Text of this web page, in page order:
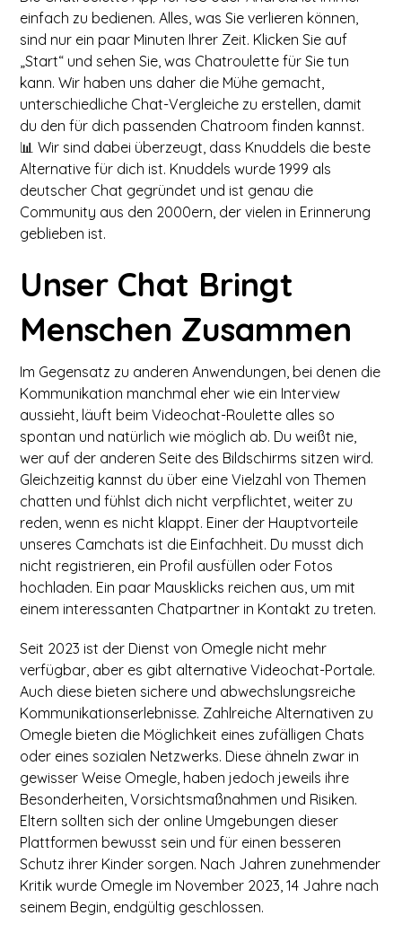
einfach zu bedienen. Alles, was Sie verlieren können,
sind nur ein paar Minuten Ihrer Zeit. Klicken Sie auf
„Start“ und sehen Sie, was Chatroulette für Sie tun
kann. Wir haben uns daher die Mühe gemacht,
unterschiedliche Chat-Vergleiche zu erstellen, damit
du den für dich passenden Chatroom finden kannst.
📊 Wir sind dabei überzeugt, dass Knuddels die beste
Alternative für dich ist. Knuddels wurde 1999 als
deutscher Chat gegründet und ist genau die
Community aus den 2000ern, der vielen in Erinnerung
geblieben ist.
Unser Chat Bringt
Menschen Zusammen
Im Gegensatz zu anderen Anwendungen, bei denen die
Kommunikation manchmal eher wie ein Interview
aussieht, läuft beim Videochat-Roulette alles so
spontan und natürlich wie möglich ab. Du weißt nie,
wer auf der anderen Seite des Bildschirms sitzen wird.
Gleichzeitig kannst du über eine Vielzahl von Themen
chatten und fühlst dich nicht verpflichtet, weiter zu
reden, wenn es nicht klappt. Einer der Hauptvorteile
unseres Camchats ist die Einfachheit. Du musst dich
nicht registrieren, ein Profil ausfüllen oder Fotos
hochladen. Ein paar Mausklicks reichen aus, um mit
einem interessanten Chatpartner in Kontakt zu treten.
Seit 2023 ist der Dienst von Omegle nicht mehr
verfügbar, aber es gibt alternative Videochat-Portale.
Auch diese bieten sichere und abwechslungsreiche
Kommunikationserlebnisse. Zahlreiche Alternativen zu
Omegle bieten die Möglichkeit eines zufälligen Chats
oder eines sozialen Netzwerks. Diese ähneln zwar in
gewisser Weise Omegle, haben jedoch jeweils ihre
Besonderheiten, Vorsichtsmaßnahmen und Risiken.
Eltern sollten sich der online Umgebungen dieser
Plattformen bewusst sein und für einen besseren
Schutz ihrer Kinder sorgen. Nach Jahren zunehmender
Kritik wurde Omegle im November 2023, 14 Jahre nach
seinem Begin, endgültig geschlossen.